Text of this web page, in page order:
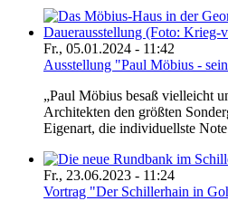
Fr., 05.01.2024 - 11:42
Ausstellung "Paul Möbius -
„Paul Möbius besaß vielleicht
Architekten den größten
Eigenart, die individuellste
Fr., 23.06.2023 - 11:24
Vortrag "Der Schillerhain in